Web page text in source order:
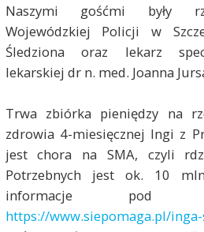
Naszymi gośćmi były
Wojewódzkiej Policji w
Śledziona oraz lekarz
lekarskiej dr n. med. Joanna
Trwa zbiórka pieniędzy na
zdrowia 4-miesięcznej Ingi z
jest chora na SMA, czyli
Potrzebnych jest ok. 10
informacje pod
https://www.siepomaga.pl/